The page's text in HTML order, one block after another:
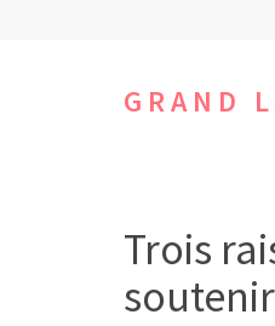
GRAND
Trois